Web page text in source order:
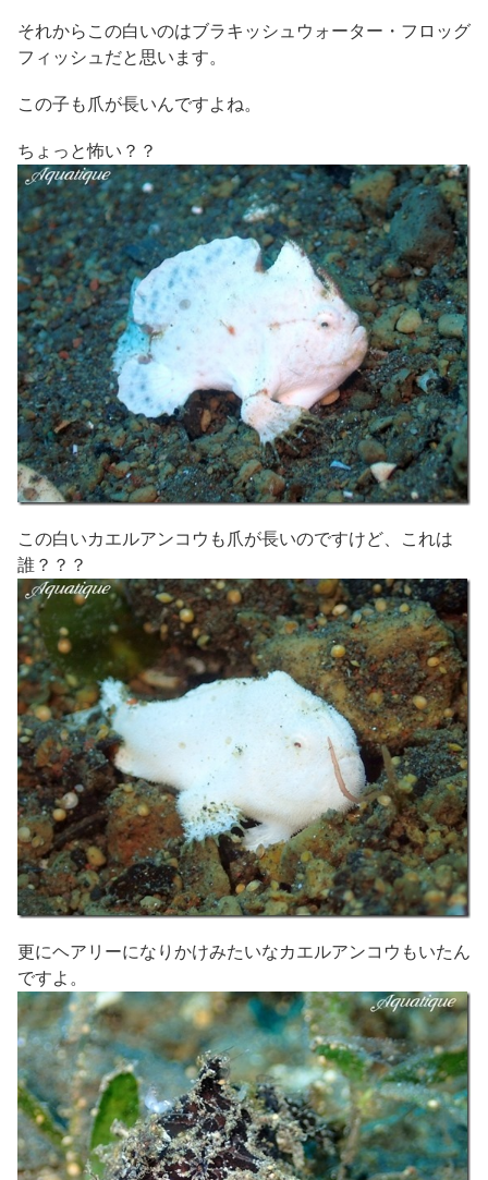
それからこの白いのはブラキッシュウォーター・フロッグ
フィッシュだと思います。
この子も爪が長いんですよね。
ちょっと怖い？？
この白いカエルアンコウも爪が長いのですけど、これは
誰？？？
更にヘアリーになりかけみたいなカエルアンコウもいたん
ですよ。